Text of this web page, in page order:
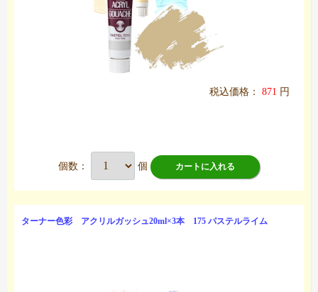
税込価格： 871 円
個数： 個 カートに入れる
ターナー色彩 アクリルガッシュ20ml×3本 175 パステルライム